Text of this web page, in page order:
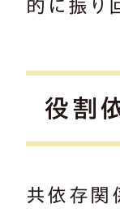
的に振り
役割
共依存関